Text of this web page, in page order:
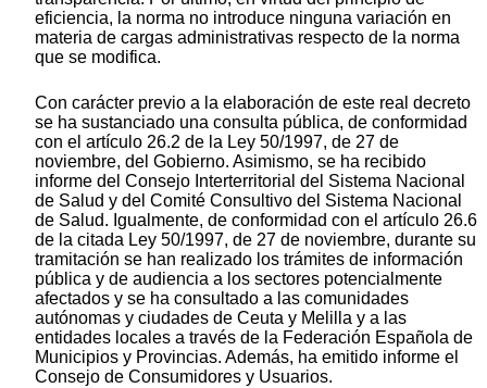
eficiencia, la norma no introduce ninguna variación en
materia de cargas administrativas respecto de la norma
que se modifica.
Con carácter previo a la elaboración de este real decreto
se ha sustanciado una consulta pública, de conformidad
con el artículo 26.2 de la Ley 50/1997, de 27 de
noviembre, del Gobierno. Asimismo, se ha recibido
informe del Consejo Interterritorial del Sistema Nacional
de Salud y del Comité Consultivo del Sistema Nacional
de Salud. Igualmente, de conformidad con el artículo 26.6
de la citada Ley 50/1997, de 27 de noviembre, durante su
tramitación se han realizado los trámites de información
pública y de audiencia a los sectores potencialmente
afectados y se ha consultado a las comunidades
autónomas y ciudades de Ceuta y Melilla y a las
entidades locales a través de la Federación Española de
Municipios y Provincias. Además, ha emitido informe el
Consejo de Consumidores y Usuarios.